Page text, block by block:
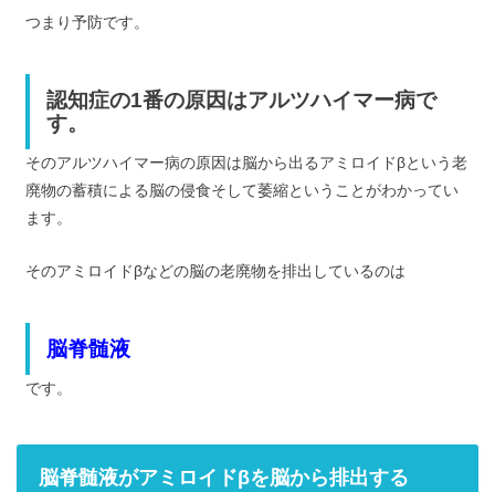
つまり予防です。
認知症の1番の原因はアルツハイマー病で
す。
そのアルツハイマー病の原因は脳から出るアミロイドβという老
廃物の蓄積による脳の侵食そして萎縮ということがわかってい
ます。
そのアミロイドβなどの脳の老廃物を排出しているのは
脳脊髄液
です。
脳脊髄液がアミロイドβを脳から排出する